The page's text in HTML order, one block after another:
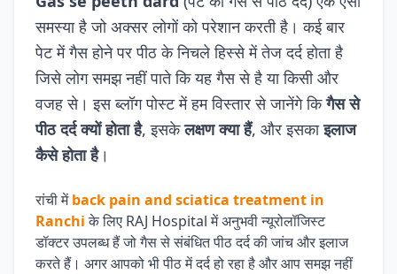
समस्या है जो अक्सर लोगों को परेशान करती है। कई बार
पेट में गैस होने पर पीठ के निचले हिस्से में तेज दर्द होता है
जिसे लोग समझ नहीं पाते कि यह गैस से है या किसी और
वजह से। इस ब्लॉग पोस्ट में हम विस्तार से जानेंगे किगैस से
पीठ दर्द क्यों होता है, इसकेलक्षण क्या हैं, और इसकाइलाज
कैसे होता है।
रांची मेंback pain and sciatica treatment in
Ranchiके लिए RAJ Hospital में अनुभवी न्यूरोलॉजिस्ट
डॉक्टर उपलब्ध हैं जो गैस से संबंधित पीठ दर्द की जांच और इलाज
करते हैं। अगर आपको भी पीठ में दर्द हो रहा है और आप समझ नहीं